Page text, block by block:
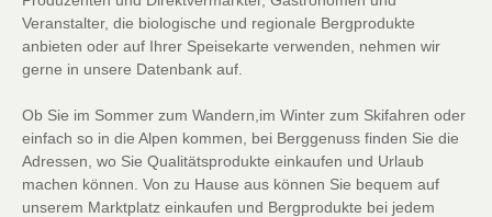
Veranstalter, die biologische und regionale Bergprodukte
anbieten oder auf Ihrer Speisekarte verwenden, nehmen wir
gerne in unsere Datenbank auf.
Ob Sie im Sommer zum Wandern,im Winter zum Skifahren oder
einfach so in die Alpen kommen, bei Berggenuss finden Sie die
Adressen, wo Sie Qualitätsprodukte einkaufen und Urlaub
machen können. Von zu Hause aus können Sie bequem auf
unserem Marktplatz einkaufen und Bergprodukte bei jedem